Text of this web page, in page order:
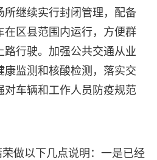
所继续实行封闭管理，配备
在区县范围内运行，方便群
路行驶。加强公共交通从业
康监测和核酸检测，落实交
对车辆和工作人员防疫规范
做以下几点说明：一是已经